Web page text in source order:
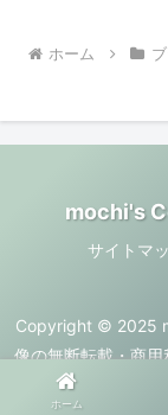
ホーム
mochi's
サイトマ
Copyright © 2025
像の無断転載・商
ズレを面白がって
ホーム